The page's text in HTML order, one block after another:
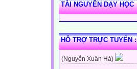
TÀI NGUYÊN DẠY HỌC
HỖ TRỢ TRỰC TUYẾN :
(Nguyễn Xuân Hà)